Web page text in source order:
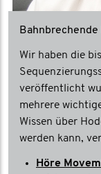
Wir haben die
veröffentlicht
mehrere
Wissen über
werden kann,
Höre